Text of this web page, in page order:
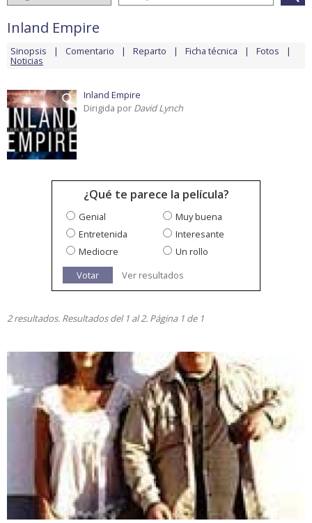
Inland Empire
Sinopsis Comentario Reparto Ficha técnica Fotos
Noticias
Inland Empire
Dirigida por David Lynch
¿Qué te parece la película?
Genial
Muy buena
Entretenida
Interesante
Mediocre
Un rollo
Votar
Ver resultados
2 resultados. Resultados del 1 al 2. Página 1 de 1